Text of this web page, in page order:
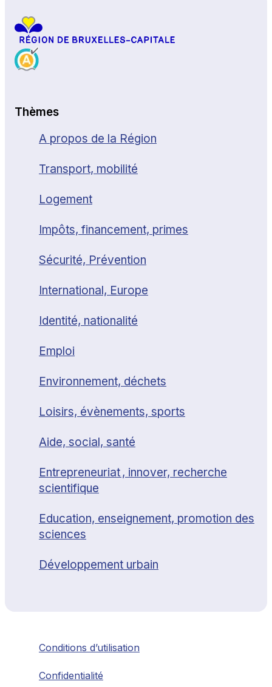
Thèmes
A propos de la Région
Transport, mobilité
Logement
Impôts, financement, primes
Sécurité, Prévention
International, Europe
Identité, nationalité
Emploi
Environnement, déchets
Loisirs, évènements, sports
Aide, social, santé
Entrepreneuriat , innover, recherche
scientifique
Education, enseignement, promotion des
sciences
Développement urbain
Conditions d’utilisation
Confidentialité